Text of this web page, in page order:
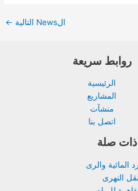
←
سريعة
والرى